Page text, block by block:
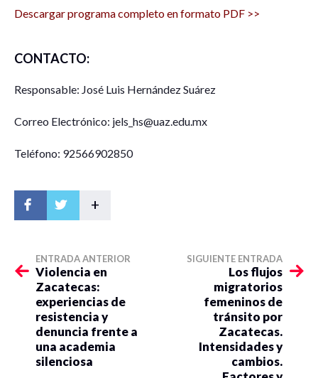
Descargar programa completo en formato PDF >>
CONTACTO:
Responsable: José Luis Hernández Suárez
Correo Electrónico: jels_hs@uaz.edu.mx
Teléfono: 92566902850
+
ENTRADA ANTERIOR
Violencia en
Zacatecas:
experiencias de
resistencia y
denuncia frente a
una academia
silenciosa
SIGUIENTE ENTRADA
Los flujos
migratorios
femeninos de
tránsito por
Zacatecas.
Intensidades y
cambios.